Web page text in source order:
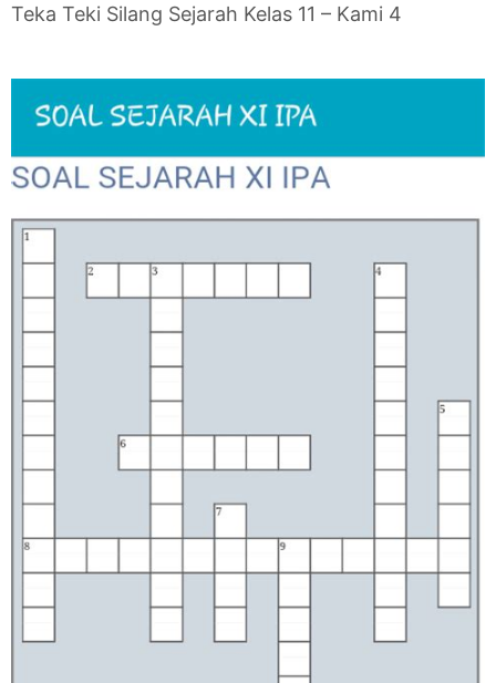
Teka Teki Silang Sejarah Kelas 11 – Kami 4